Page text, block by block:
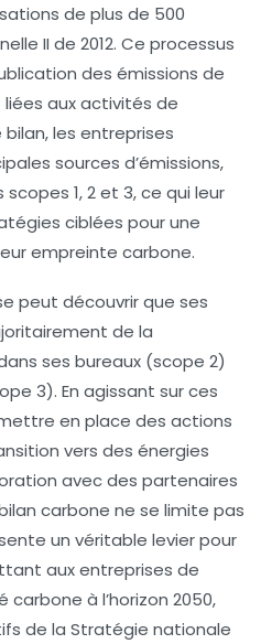
de plus de 500
II de 2012. Ce processus
des émissions de
liées aux activités de
bilan, les entreprises
sources d’émissions,
scopes 1, 2 et 3, ce qui leur
ciblées pour une
empreinte carbone.
peut découvrir que ses
de la
ses bureaux (scope 2)
3). En agissant sur ces
en place des actions
vers des énergies
avec des partenaires
carbone ne se limite pas
un véritable levier pour
aux entreprises de
carbone à l’horizon 2050,
de la Stratégie nationale